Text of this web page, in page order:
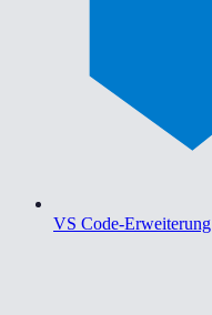
VS Code-Erweiterung